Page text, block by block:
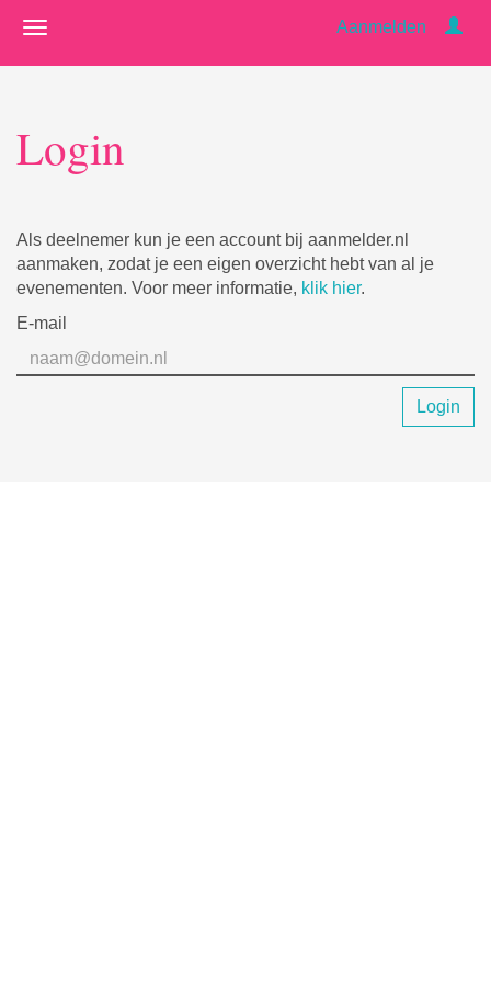
Aanmelden
Login
Als deelnemer kun je een account bij aanmelder.nl
aanmaken, zodat je een eigen overzicht hebt van al je
evenementen. Voor meer informatie, klik hier.
E-mail
Login